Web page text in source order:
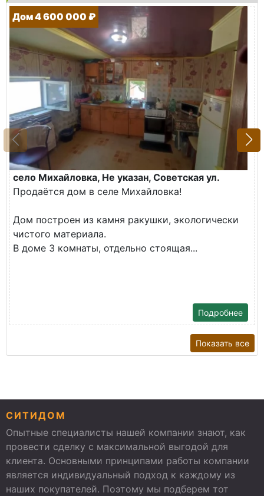
Дом 4 600 000 ₽
село Михайловка, Не указан, Советская ул.
Продаётся дом в селе Михайловка!
Дом построен из камня ракушки, экологически
чистого материала.
В доме 3 комнаты, отдельно стоящая...
Подробнее
Показать все
СИТИДОМ
Опытные специалисты нашей компании знают, как
провести сделку с максимальной выгодой для
клиента. Основными принципами работы компании
является индивидуальный подход к каждому из
наших покупателей. Поэтому мы подберем тот